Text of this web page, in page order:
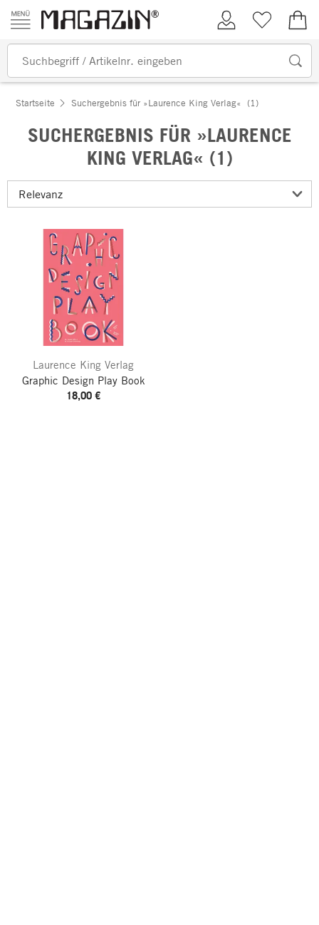
Zum Inhalt springen
Kundenkonto
Merkliste
Startseite Suchergebnis für »Laurence King Verlag« (1)
SUCHERGEBNIS FÜR »LAURENCE
KING VERLAG« (1)
Laurence King Verlag
Graphic Design Play Book
18,00 €